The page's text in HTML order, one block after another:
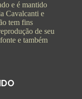
e é mantido
Cavalcanti e
tem fins
de seu
e também